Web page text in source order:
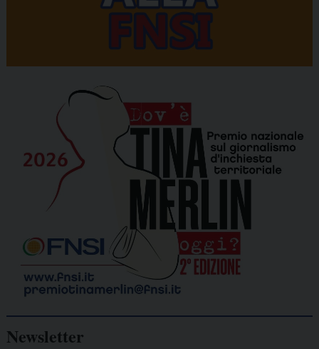
Newsletter